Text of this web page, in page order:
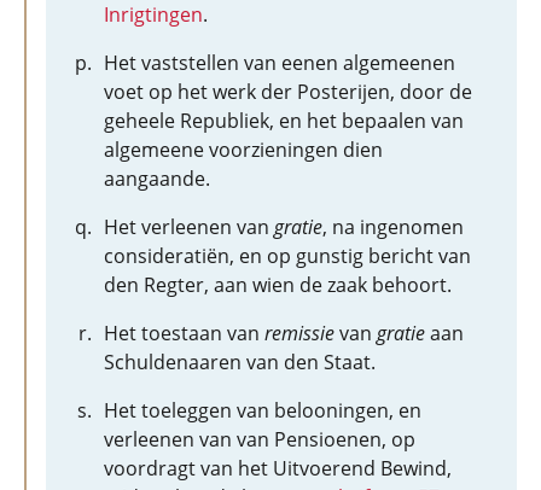
Inrigtingen.
Het vaststellen van eenen algemeenen
voet op het werk der Posterijen, door de
geheele Republiek, en het bepaalen van
algemeene voorzieningen dien
aangaande.
Het verleenen van gratie, na ingenomen
consideratiën, en op gunstig bericht van
den Regter, aan wien de zaak behoort.
Het toestaan van remissievan gratieaan
Schuldenaaren van den Staat.
Het toeleggen van belooningen, en
verleenen van van Pensioenen, op
voordragt van het Uitvoerend Bewind,